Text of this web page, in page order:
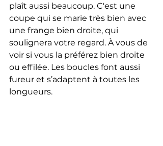
plaît aussi beaucoup. C'est une
coupe qui se marie très bien avec
une frange bien droite, qui
soulignera votre regard. À vous de
voir si vous la préférez bien droite
ou effilée. Les boucles font aussi
fureur et s’adaptent à toutes les
longueurs.